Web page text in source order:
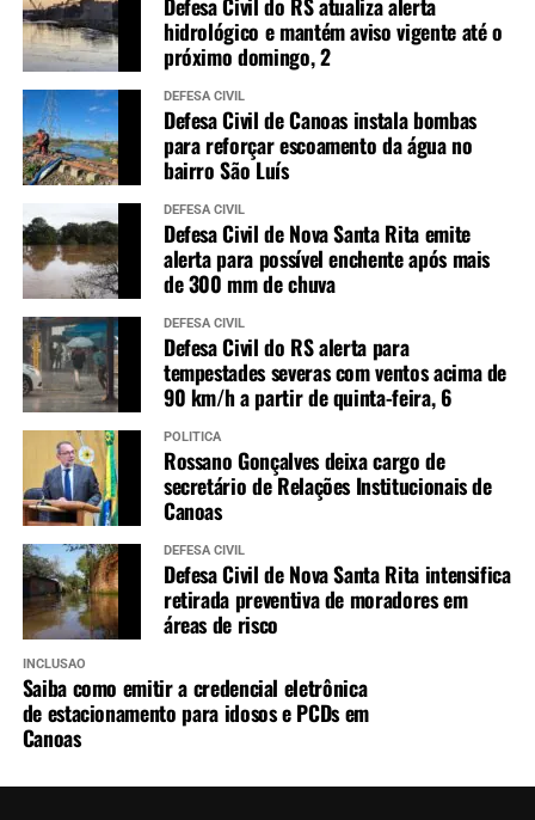
hidrológico e mantém aviso vigente até o
próximo domingo, 2
DEFESA CIVIL
Defesa Civil de Canoas instala bombas
para reforçar escoamento da água no
bairro São Luís
DEFESA CIVIL
Defesa Civil de Nova Santa Rita emite
alerta para possível enchente após mais
de 300 mm de chuva
DEFESA CIVIL
Defesa Civil do RS alerta para
tempestades severas com ventos acima de
90 km/h a partir de quinta-feira, 6
POLÍTICA
Rossano Gonçalves deixa cargo de
secretário de Relações Institucionais de
Canoas
DEFESA CIVIL
Defesa Civil de Nova Santa Rita intensifica
retirada preventiva de moradores em
áreas de risco
INCLUSÃO
Saiba como emitir a credencial eletrônica
de estacionamento para idosos e PCDs em
Canoas